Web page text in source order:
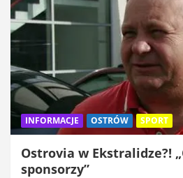
INFORMACJE OSTRÓW SPORT
Ostrovia w Ekstralidze?!
sponsorzy”